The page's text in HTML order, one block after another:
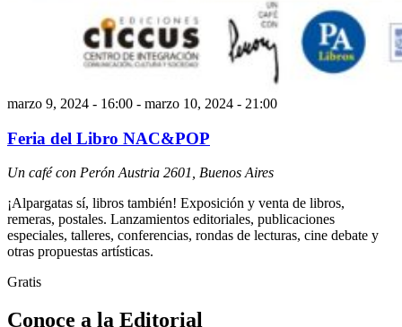
marzo 9, 2024 - 16:00 - marzo 10, 2024 - 21:00
Feria del Libro NAC&POP
Un café con PerónAustria 2601, Buenos Aires
¡Alpargatas sí, libros también! Exposición y venta de libros,
remeras, postales. Lanzamientos editoriales, publicaciones
especiales, talleres, conferencias, rondas de lecturas, cine debate y
otras propuestas artísticas.
Gratis
Conoce a la Editorial